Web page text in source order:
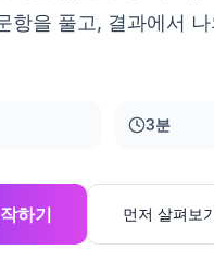
항을 풀고, 결과에서
3분
하기 먼저 살펴보